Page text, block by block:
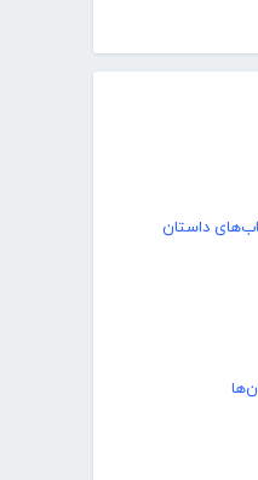
داستان